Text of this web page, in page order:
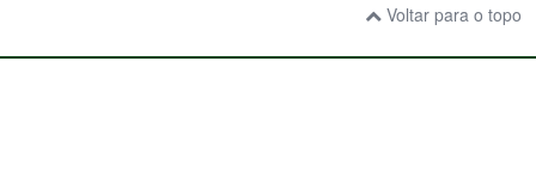
Voltar para o topo